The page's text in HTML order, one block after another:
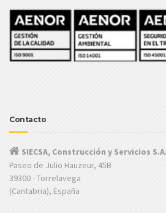
Contacto
SIECSA, Construcción y Servicios S.A.
Paseo de Julio Hauzeur, 45B
39300 - Torrelavega
(Cantabria), España